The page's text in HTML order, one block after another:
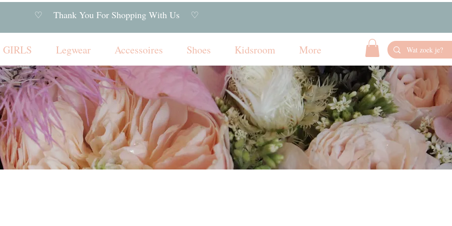
♡ Thank You For Shopping With Us ♡
GIRLS Legwear Accessoires Shoes Kidsroom More